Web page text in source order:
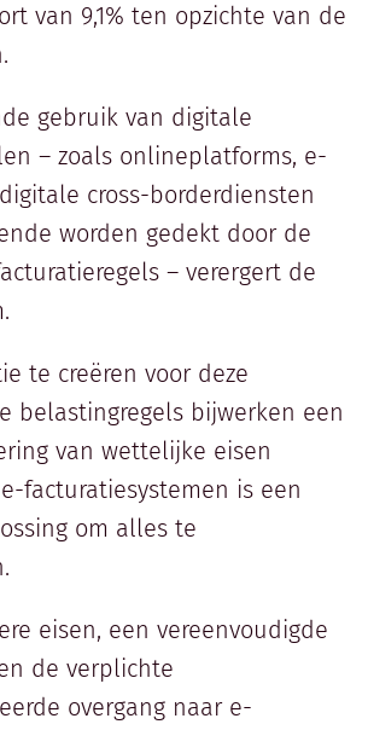
van 9,1% ten opzichte van de
gebruik van digitale
– zoals onlineplatforms, e-
cross-borderdiensten
worden gedekt door de
– verergert de
te creëren voor deze
belastingregels bijwerken een
van wettelijke eisen
facturatiesystemen is een
om alles te
eisen, een vereenvoudigde
de verplichte
overgang naar e-